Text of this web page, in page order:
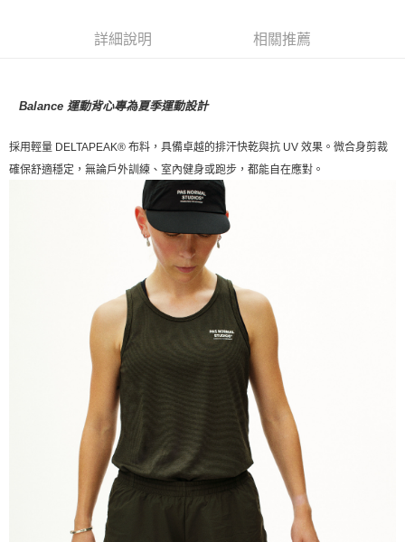
每筆NT$80，滿NT$10,000(含以上)免運費
宅配
每筆NT$130，滿NT$10,000(含以上)免運費
詳細說明 相關推薦
Balance 運動背心專為夏季運動設計
採用輕量 DELTAPEAK® 布料，具備卓越的排汗快乾與抗 UV 效果。微合身剪裁
確保舒適穩定，無論戶外訓練、室內健身或跑步，都能自在應對。